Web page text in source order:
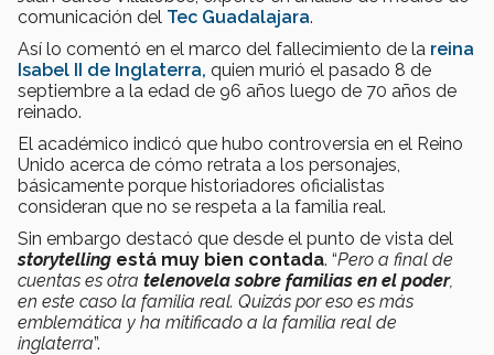
comunicación del Tec Guadalajara.
Así lo comentó en el marco del fallecimiento de la reina
Isabel II de Inglaterra, quien murió el pasado 8 de
septiembre a la edad de 96 años luego de 70 años de
reinado.
El académico indicó que hubo controversia en el Reino
Unido acerca de cómo retrata a los personajes,
básicamente porque historiadores oficialistas
consideran que no se respeta a la familia real.
Sin embargo destacó que desde el punto de vista del
storytelling está muy bien contada. “Pero a final de
cuentas es otra telenovela sobre familias en el poder,
en este caso la familia real. Quizás por eso es más
emblemática y ha mitificado a la familia real de
inglaterra”.